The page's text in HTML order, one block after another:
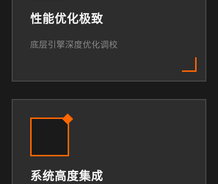
性能优化极致
底层引擎深度优化调校
系统高度集成